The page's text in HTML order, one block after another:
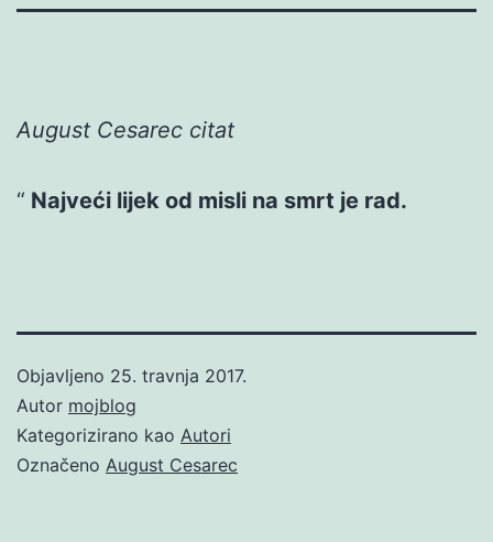
August Cesarec citat
Najveći lijek od misli na smrt je rad.
Objavljeno 25. travnja 2017.
Autor mojblog
Kategorizirano kao Autori
Označeno August Cesarec